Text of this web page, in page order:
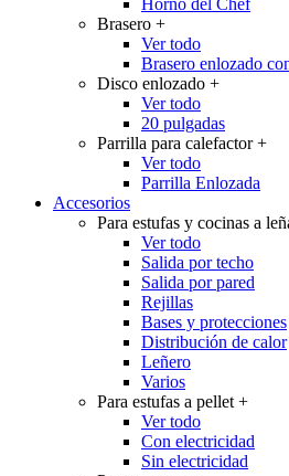
Horno del Chef
Brasero +
Ver todo
Brasero enlozado
Disco enlozado +
Ver todo
20 pulgadas
Parrilla para calefactor+
Ver todo
Parrilla Enlozada
Accesorios
Para estufas y cocinas a
Ver todo
Salida por techo
Salida por pared
Rejillas
Bases y protecciones
Distribución de calor
Leñero
Varios
Para estufas a pellet +
Ver todo
Con electricidad
Sin electricidad